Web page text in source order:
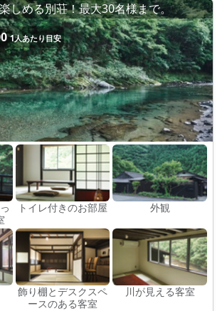
しめる別荘！最大30名様まで。
1人あたり目安
トイレ付きのお部屋 外観
飾り棚とデスクスペ
ースのある客室
川が見える客室